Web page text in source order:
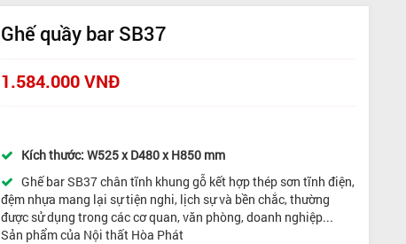
Ghế quầy bar SB37
1.584.000 VNĐ
Kích thước: W525 x D480 x H850 mm
Ghế bar SB37chân tĩnh khung gỗ kết hợp thép sơn tĩnh điện,
đệm nhựa mang lại sự tiện nghi, lịch sự và bền chắc, thường
được sử dụng trong các cơ quan, văn phòng, doanh nghiệp...
Sản phẩm của Nội thất Hòa Phát